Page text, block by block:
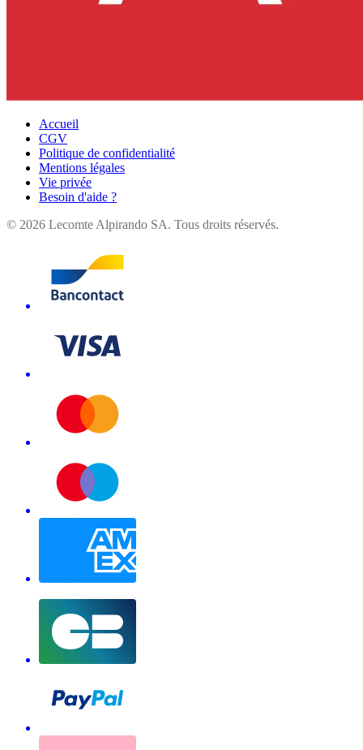
Accueil
CGV
Politique de confidentialité
Mentions légales
Vie privée
Besoin d'aide ?
© 2026 Lecomte Alpirando SA. Tous droits réservés.